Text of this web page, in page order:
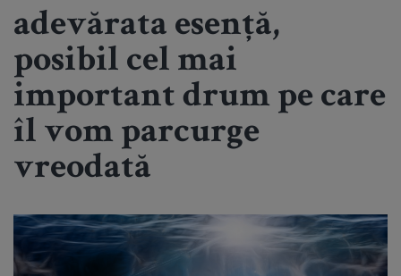
adevărata esență,
posibil cel mai
important drum pe care
îl vom parcurge
vreodată